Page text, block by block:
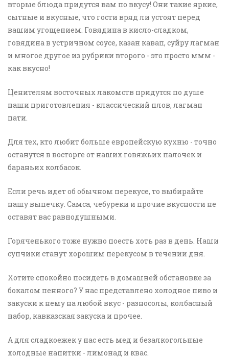
вторые блюда придутся вам по вкусу! Они такие яркие,
сытные и вкусные, что гости вряд ли устоят перед
вашим угощением. Говядина в кисло-сладком,
говядина в устричном соусе, казан кавап, суйру лагман
и многое другое из рубрики второго - это просто ммм -
как вкусно!
Ценителям восточных лакомств придутся по душе
наши приготовления - классический плов, лагман
пати.
Для тех, кто любит больше европейскую кухню - точно
останутся в восторге от наших говяжьих палочек и
бараньих колбасок.
Если речь идет об обычном перекусе, то выбирайте
нашу выпечку. Самса, чебуреки и прочие вкусности не
оставят вас равнодушными.
Горяченького тоже нужно поесть хоть раз в день. Наши
супчики станут хорошим перекусом в течении дня.
Хотите спокойно посидеть в домашней обстановке за
бокалом пенного? У нас представлено холодное пиво и
закуски к нему на любой вкус - разносолы, колбасный
набор, кавказская закуска и прочее.
А для сладкоежек у нас есть мед и безалкогольные
холодные напитки - лимонад и квас.